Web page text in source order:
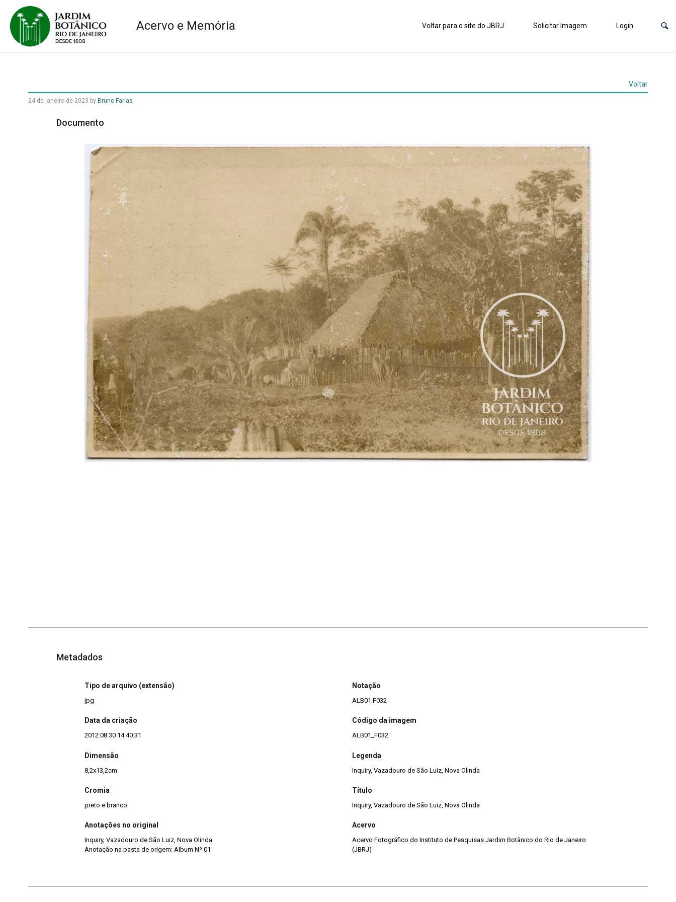
Acervo e Memória Voltar para o site do JBRJ Solicitar Imagem Login
Voltar
24 de janeiro de 2023 by Bruno Farias
Documento
Metadados
Tipo de arquivo (extensão)
jpg
Data da criação
2012:08:30 14:40:31
Dimensão
8,2x13,2cm
Cromia
preto e branco
Anotações no original
Inquiry, Vazadouro de São Luiz, Nova Olinda
Anotação na pasta de origem: Album Nº 01
Notação
ALB01.F032
Código da imagem
ALB01_F032
Legenda
Inquiry, Vazadouro de São Luiz, Nova Olinda
Título
Inquiry, Vazadouro de São Luiz, Nova Olinda
Acervo
Acervo Fotográfico do Instituto de Pesquisas Jardim Botânico do Rio de Janeiro
(JBRJ)